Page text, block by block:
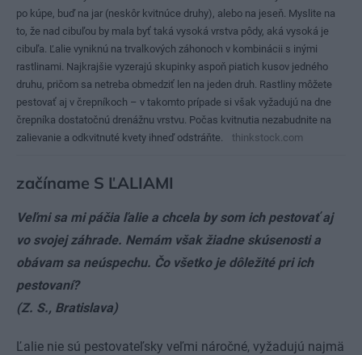
po kúpe, buď na jar (neskôr kvitnúce druhy), alebo na jeseň. Myslite na
to, že nad cibuľou by mala byť taká vysoká vrstva pôdy, aká vysoká je
cibuľa. Ľalie vyniknú na trvalkových záhonoch v kombinácii s inými
rastlinami. Najkrajšie vyzerajú skupinky aspoň piatich kusov jedného
druhu, pričom sa netreba obmedziť len na jeden druh. Rastliny môžete
pestovať aj v črepníkoch – v takomto prípade si však vyžadujú na dne
črepníka dostatočnú drenážnu vrstvu. Počas kvitnutia nezabudnite na
zalievanie a odkvitnuté kvety ihneď odstráňte.
thinkstock.com
začíname S ĽALIAMI
Veľmi sa mi páčia ľalie a chcela by som ich pestovať aj
vo svojej záhrade. Nemám však žiadne skúsenosti a
obávam sa neúspechu. Čo všetko je dôležité pri ich
pestovaní?
(Z. S., Bratislava)
Ľalie nie sú pestovateľsky veľmi náročné, vyžadujú najmä